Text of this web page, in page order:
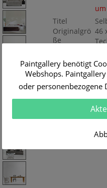
Titel
Originalgrö
ße
46
BA32403
Paintgallery benötigt
Webshops.
oder personenbezogene